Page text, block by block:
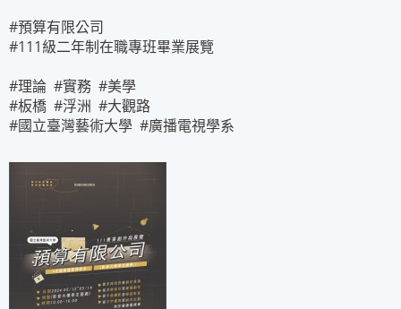
#預算有限公司
#111級二年制在職專班畢業展覽
#理論 #實務 #美學
#板橋 #浮洲 #大觀路
#國立臺灣藝術大學 #廣播電視學系